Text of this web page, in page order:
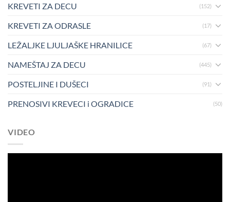
KREVETI ZA DECU (152)
KREVETI ZA ODRASLE (17)
LEŽALJKE LJULJAŠKE HRANILICE (67)
NAMEŠTAJ ZA DECU (445)
POSTELJINE I DUŠECI (91)
PRENOSIVI KREVECI i OGRADICE (50)
VIDEO